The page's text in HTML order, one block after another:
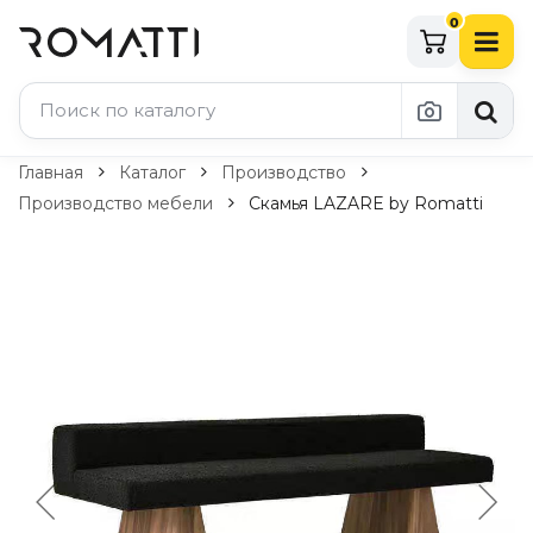
0
Каталог Romatti
Свет и освещение
Торшеры
Технический свет
Уличное освещение
Комплектующие
Главная Каталог
Производство
Производство мебели
Скамья LAZARE by Romatti